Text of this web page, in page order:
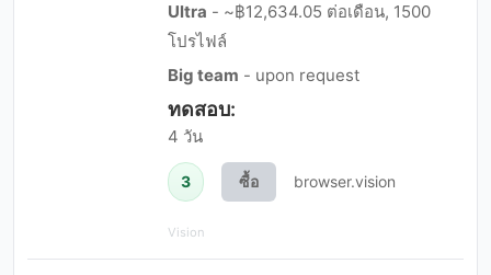
Ultra - ~฿12,634.05 ต่อเดือน, 1500
โปรไฟล์
Big team - upon request
ทดสอบ:
4 วัน
3 ซื้อ browser.vision
Vision